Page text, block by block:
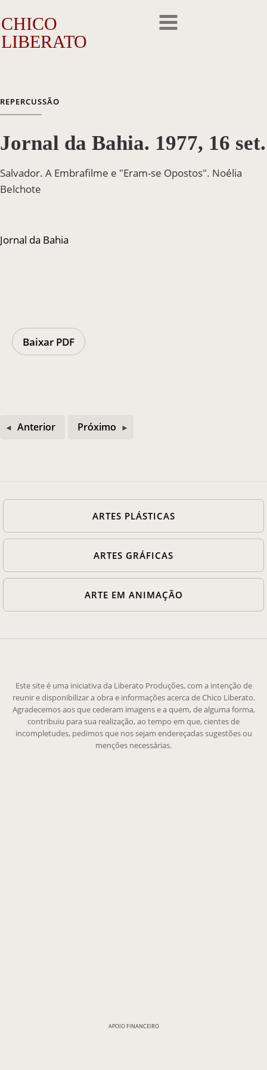
CHICO
LIBERATO
A Obra
Outros Feitos
REPERCUSSÃO
Jornal da Bahia. 1977, 16 set.
Salvador. A Embrafilme e "Eram-se Opostos". Noélia
Belchote
Jornal da Bahia
Baixar PDF
Anterior Próximo
ARTES PLÁSTICAS
ARTES GRÁFICAS
ARTE EM ANIMAÇÃO
Este site é uma iniciativa da Liberato Produções, com a intenção de
reunir e disponibilizar a obra e informações acerca de Chico Liberato.
Agradecemos aos que cederam imagens e a quem, de alguma forma,
contribuiu para sua realização, ao tempo em que, cientes de
incompletudes, pedimos que nos sejam endereçadas sugestões ou
menções necessárias.
APOIO FINANCEIRO